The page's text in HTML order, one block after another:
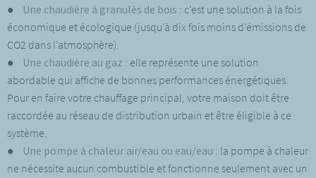
● Une chaudière à granulés de bois : c’est une solution à la fois
économique et écologique (jusqu’à dix fois moins d’émissions de
CO2 dans l’atmosphère).
● Une chaudière au gaz : elle représente une solution
abordable qui affiche de bonnes performances énergétiques.
Pour en faire votre chauffage principal, votre maison doit être
raccordée au réseau de distribution urbain et être éligible à ce
système.
● Une pompe à chaleur air/eau ou eau/eau : la pompe à chaleur
ne nécessite aucun combustible et fonctionne seulement avec un